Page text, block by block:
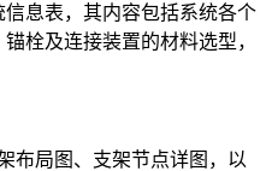
息表，其内容包括系统各个
栓及连接装置的材料选型，
布局图、支架节点详图，以